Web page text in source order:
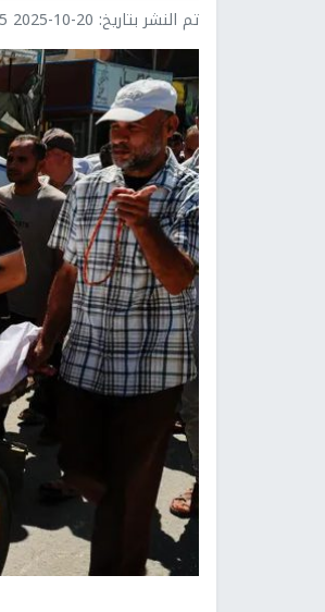
تم النشر بتاريخ: 2025-10-20 16:35